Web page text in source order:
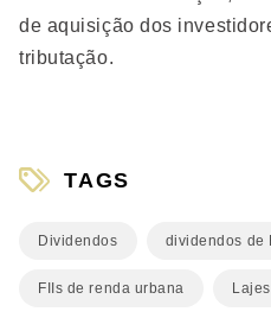
de aquisição dos
tributação.
TAGS
Dividendos dividendos de
FIIs de renda urbana